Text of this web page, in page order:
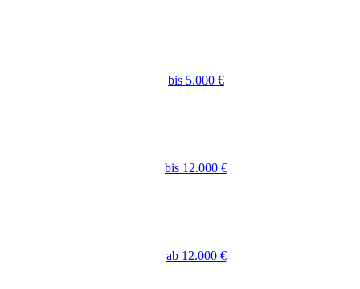
bis 5.000 €
bis 12.000 €
ab 12.000 €